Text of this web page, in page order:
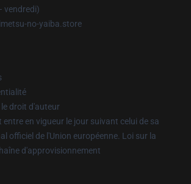
vendredi)
no-yaiba.store
le droit d'auteur
entre en vigueur le jour suivant celui de sa
officiel de l'Union européenne. Loi sur la
d'approvisionnement